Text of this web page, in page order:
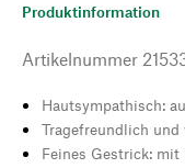
Produktinformation
Artikelnummer
Hautsympathisch:
Tragefreundlich
Feines Gestrick: mit